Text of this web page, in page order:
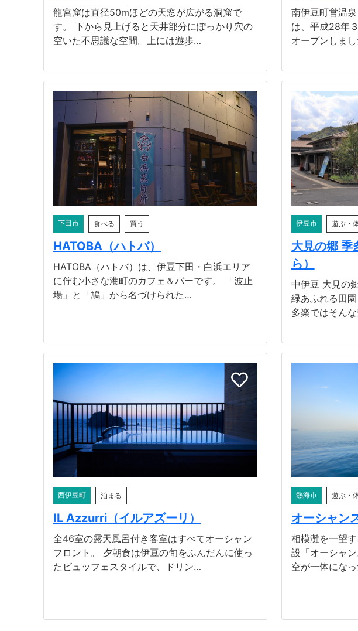
龍宮窟は直径50mほどの天窓が広がる洞窟で
す。 下から見上げると天井部分にぽっかり穴の
空いた不思議な空間。上には遊歩…
南伊豆町営温
は、平成28年
オープンしま
下田市 食べる 買う
HATOBA（ハトバ）
HATOBA（ハトバ）は、伊豆下田・白浜エリア
に佇む小さな港町のカフェ＆バーです。 「波止
場」と「鳩」から名づけられた…
伊豆市 遊ぶ・
大見の郷 季
ら）
中伊豆 大見の
緑あふれる田
多楽ではそん
西伊豆町 泊まる
IL Azzurri（イルアズーリ）
全46室の露天風呂付き客室はすべてオーシャン
フロント。 夕朝食は伊豆の旬をふんだんに使っ
たビュッフェスタイルで、ドリン…
熱海市 遊ぶ・
オーシャン
相模灘を一望
設「オーシャ
空が一体にな